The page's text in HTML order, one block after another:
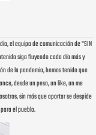
el equipo de comunicación de "SIN
siga fluyendo cada día más y
de la pandemia, hemos tenido que
desde un peso, un like, un me
sin más que aportar se despide
para el pueblo.